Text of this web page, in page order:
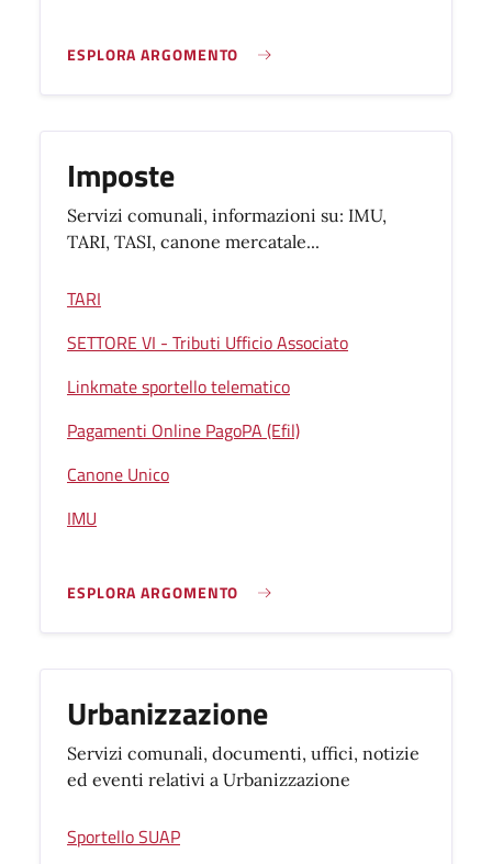
ESPLORA ARGOMENTO
Imposte
Servizi comunali, informazioni su: IMU,
TARI, TASI, canone mercatale...
TARI
SETTORE VI - Tributi Ufficio Associato
Linkmate sportello telematico
Pagamenti Online PagoPA (Efil)
Canone Unico
IMU
ESPLORA ARGOMENTO
Urbanizzazione
Servizi comunali, documenti, uffici, notizie
ed eventi relativi a Urbanizzazione
Sportello SUAP